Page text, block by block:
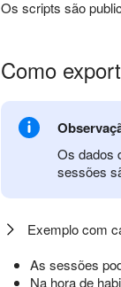
Os scripts são
Como
Os dados
sessões
Exemplo com
As sessões
Na hora de